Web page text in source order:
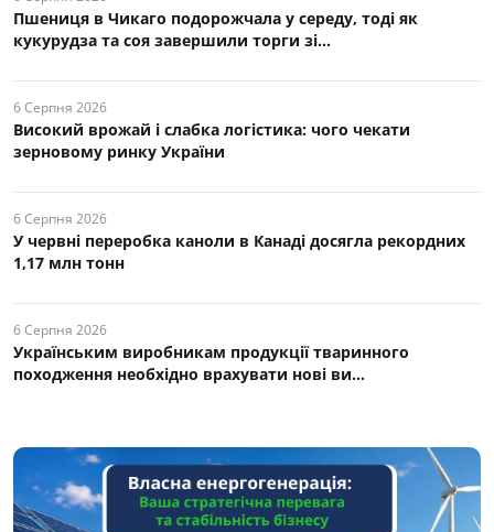
Пшениця в Чикаго подорожчала у середу, тоді як
кукурудза та соя завершили торги зі...
6 Серпня 2026
Високий врожай і слабка логістика: чого чекати
зерновому ринку України
6 Серпня 2026
У червні переробка каноли в Канаді досягла рекордних
1,17 млн тонн
6 Серпня 2026
Українським виробникам продукції тваринного
походження необхідно врахувати нові ви...